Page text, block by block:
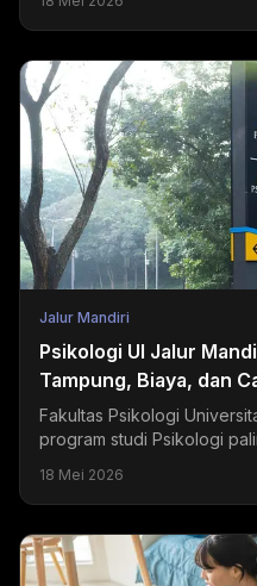
Jalur Mandiri
Psikologi UI Jalur
Tampung, Biaya, dan
Fakultas Psikologi
program studi Psikologi
18 Mei 2026